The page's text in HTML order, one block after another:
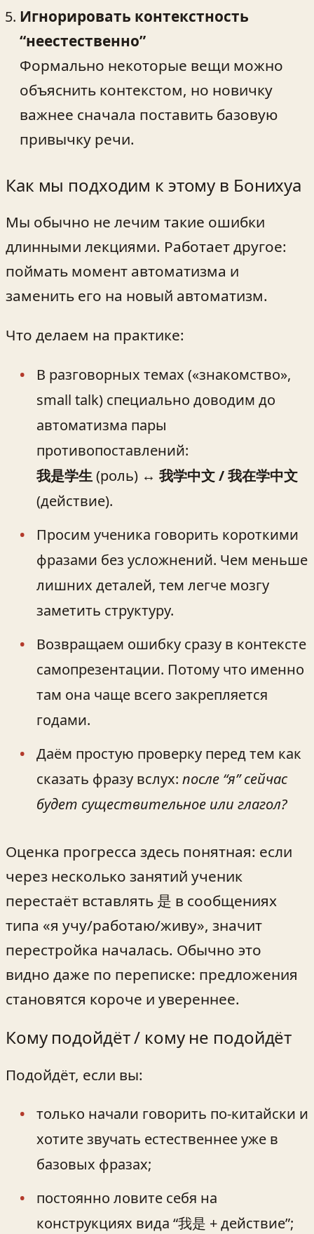
Игнорировать контекстность
“неестественно”
Формально некоторые вещи можно
объяснить контекстом, но новичку
важнее сначала поставить базовую
привычку речи.
Как мы подходим к этому в Бонихуа
Мы обычно не лечим такие ошибки
длинными лекциями. Работает другое:
поймать момент автоматизма и
заменить его на новый автоматизм.
Что делаем на практике:
В разговорных темах («знакомство»,
small talk) специально доводим до
автоматизма пары
противопоставлений:
我是学生(роль) ↔ 我学中文 / 我在学中文
(действие).
Просим ученика говорить короткими
фразами без усложнений. Чем меньше
лишних деталей, тем легче мозгу
заметить структуру.
Возвращаем ошибку сразу в контексте
самопрезентации. Потому что именно
там она чаще всего закрепляется
годами.
Даём простую проверку перед тем как
сказать фразу вслух: после “я” сейчас
будет существительное или глагол?
Оценка прогресса здесь понятная: если
через несколько занятий ученик
перестаёт вставлять 是 в сообщениях
типа «я учу/работаю/живу», значит
перестройка началась. Обычно это
видно даже по переписке: предложения
становятся короче и увереннее.
Кому подойдёт / кому не подойдёт
Подойдёт, если вы:
только начали говорить по-китайски и
хотите звучать естественнее уже в
базовых фразах;
постоянно ловите себя на
конструкциях вида “我是 + действие”;